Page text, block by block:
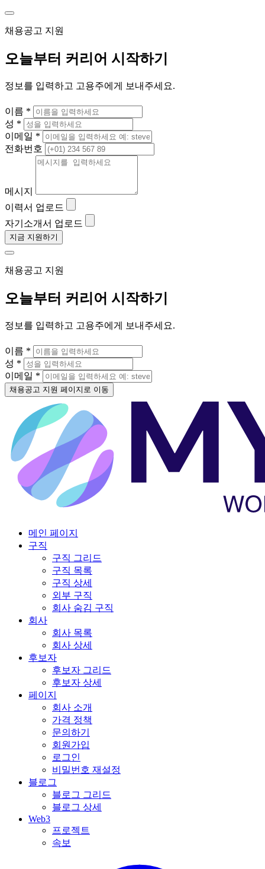
채용공고 지원
오늘부터 커리어 시작하기
정보를 입력하고 고용주에게 보내주세요.
이름 *
성 *
이메일 *
전화번호
메시지
이력서 업로드
자기소개서 업로드
지금 지원하기
채용공고 지원
오늘부터 커리어 시작하기
정보를 입력하고 고용주에게 보내주세요.
이름 *
성 *
이메일 *
채용공고 지원 페이지로 이동
메인 페이지
구직
구직 그리드
구직 목록
구직 상세
외부 구직
회사 숨김 구직
회사
회사 목록
회사 상세
후보자
후보자 그리드
후보자 상세
페이지
회사 소개
가격 정책
문의하기
회원가입
로그인
비밀번호 재설정
블로그
블로그 그리드
블로그 상세
Web3
프로젝트
속보